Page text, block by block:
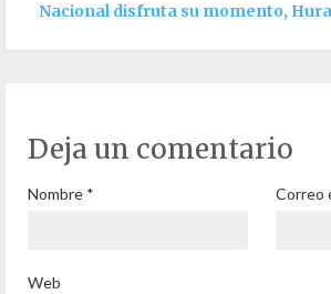
Nacional disfruta su momento,
Deja un comentario
Nombre * Correo
Web